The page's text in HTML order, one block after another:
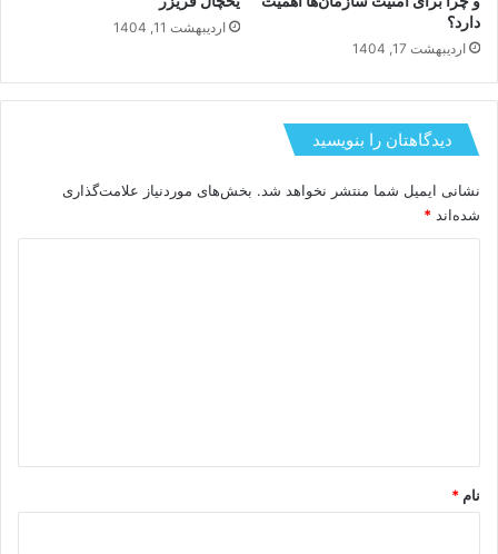
دارد؟
اردیبهشت 17, 1404
اردیبهشت 11, 1404
دیدگاهتان را بنویسید
نشانی ایمیل شما منتشر نخواهد شد. بخش‌های موردنیاز علامت‌گذاری
شده‌اند *
نام *